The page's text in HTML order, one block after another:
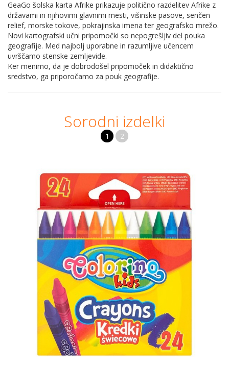
GeaGo šolska karta Afrike prikazuje politično razdelitev Afrike z
državami in njihovimi glavnimi mesti, višinske pasove, senčen
relief, morske tokove, pokrajinska imena ter geografsko mrežo.
Novi kartografski učni pripomočki so nepogrešljiv del pouka
geografije. Med najbolj uporabne in razumljive učencem
uvrščamo stenske zemljevide.
Ker menimo, da je dobrodošel pripomoček in didaktično
sredstvo, ga priporočamo za pouk geografije.
Sorodni izdelki
1 2